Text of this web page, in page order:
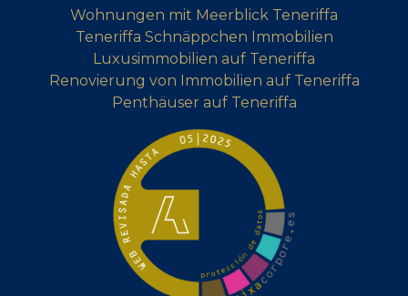
Wohnungen mit Meerblick Teneriffa
Teneriffa Schnäppchen Immobilien
Luxusimmobilien auf Teneriffa
Renovierung von Immobilien auf Teneriffa
Penthäuser auf Teneriffa